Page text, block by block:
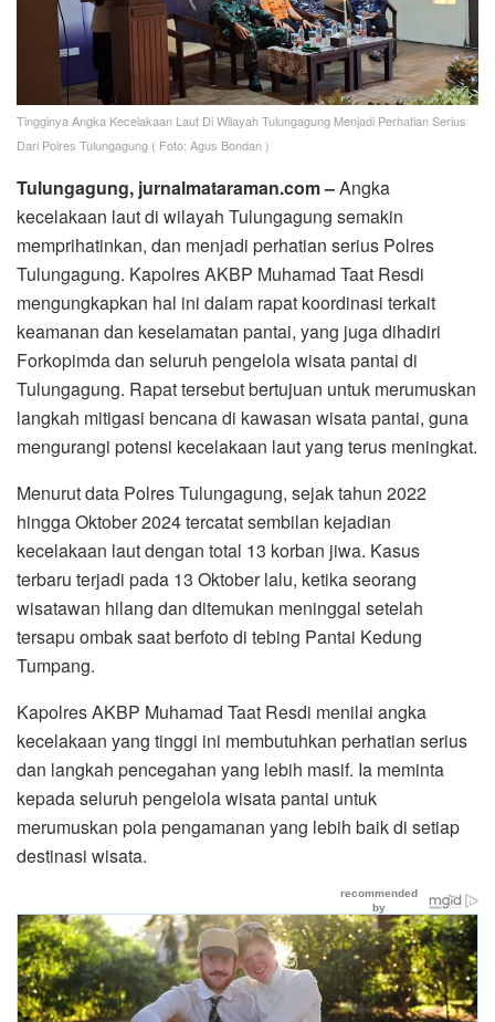
Tingginya Angka Kecelakaan Laut Di Wilayah Tulungagung Menjadi Perhatian Serius
Dari Polres Tulungagung ( Foto: Agus Bondan )
Tulungagung, jurnalmataraman.com –Angka
kecelakaan laut di wilayah Tulungagung semakin
memprihatinkan, dan menjadi perhatian serius Polres
Tulungagung. Kapolres AKBP Muhamad Taat Resdi
mengungkapkan hal ini dalam rapat koordinasi terkait
keamanan dan keselamatan pantai, yang juga dihadiri
Forkopimda dan seluruh pengelola wisata pantai di
Tulungagung. Rapat tersebut bertujuan untuk merumuskan
langkah mitigasi bencana di kawasan wisata pantai, guna
mengurangi potensi kecelakaan laut yang terus meningkat.
Menurut data Polres Tulungagung, sejak tahun 2022
hingga Oktober 2024 tercatat sembilan kejadian
kecelakaan laut dengan total 13 korban jiwa. Kasus
terbaru terjadi pada 13 Oktober lalu, ketika seorang
wisatawan hilang dan ditemukan meninggal setelah
tersapu ombak saat berfoto di tebing Pantai Kedung
Tumpang.
Kapolres AKBP Muhamad Taat Resdi menilai angka
kecelakaan yang tinggi ini membutuhkan perhatian serius
dan langkah pencegahan yang lebih masif. Ia meminta
kepada seluruh pengelola wisata pantai untuk
merumuskan pola pengamanan yang lebih baik di setiap
destinasi wisata.